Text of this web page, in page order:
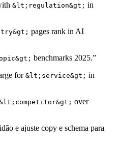
&lt;regulation&gt; in
pages rank in AI
benchmarks 2025.”
for &lt;service&gt; in
over
e ajuste copy e schema para